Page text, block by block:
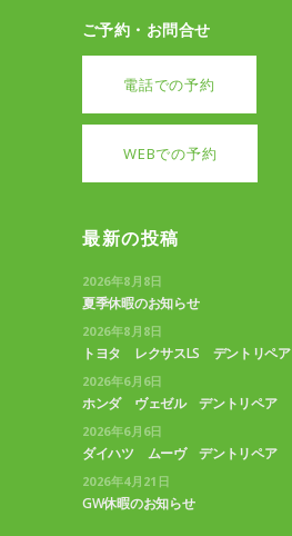
ご予約・お問合せ
電話での予約
WEBでの予約
最新の投稿
2026年8月8日
夏季休暇のお知らせ
2026年8月8日
トヨタ レクサスLS デントリペア
2026年6月6日
ホンダ ヴェゼル デントリペア
2026年6月6日
ダイハツ ムーヴ デントリペア
2026年4月21日
GW休暇のお知らせ